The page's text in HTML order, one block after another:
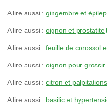
A lire aussi : gingembre et
A lire aussi : oignon et prostatite
A lire aussi : feuille de corossol
A lire aussi : oignon pour grossir
A lire aussi : citron et palpitations
A lire aussi : basilic et